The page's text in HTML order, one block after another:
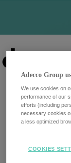
de
Adecco Group
We use cookies on
performance of our
efforts (including
necessary cookies
a less optimized
COOKIES